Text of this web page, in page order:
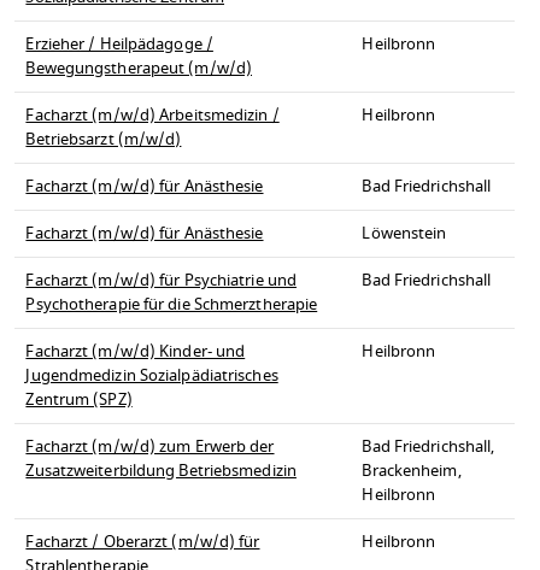
Erzieher / Heilpädagoge /
Bewegungstherapeut (m/w/d)
Heilbronn
Facharzt (m/w/d) Arbeitsmedizin /
Betriebsarzt (m/w/d)
Heilbronn
Facharzt (m/w/d) für Anästhesie
Bad Friedrichshall
Facharzt (m/w/d) für Anästhesie
Löwenstein
Facharzt (m/w/d) für Psychiatrie und
Psychotherapie für die Schmerztherapie
Bad Friedrichshall
Facharzt (m/w/d) Kinder- und
Jugendmedizin Sozialpädiatrisches
Zentrum (SPZ)
Heilbronn
Facharzt (m/w/d) zum Erwerb der
Zusatzweiterbildung Betriebsmedizin
Bad Friedrichshall,
Brackenheim,
Heilbronn
Facharzt / Oberarzt (m/w/d) für
Heilbronn